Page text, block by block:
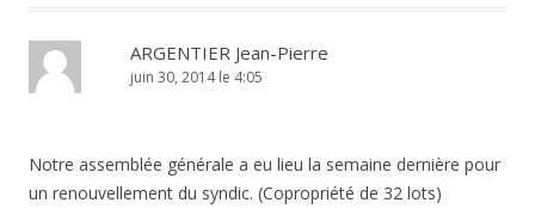
ARGENTIER Jean-Pierre
juin 30, 2014 le 4:05
Notre assemblée générale a eu lieu la semaine dernière pour
un renouvellement du syndic. (Copropriété de 32 lots)